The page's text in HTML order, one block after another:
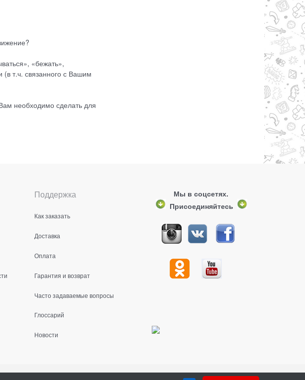
«бежать»,
(в т.ч. связанного с Вашим
необходимо сделать для
Поддержка
Как заказать
Доставка
Оплата
Гарантия и возврат
Часто задаваемые вопросы
Глоссарий
Новости
Мы в соцсетях.
Присоединяйтесь